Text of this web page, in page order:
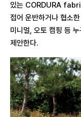
있는 CORDURA
접어 운반하거나 협소
미니멀, 오토 캠핑 등
제안한다.